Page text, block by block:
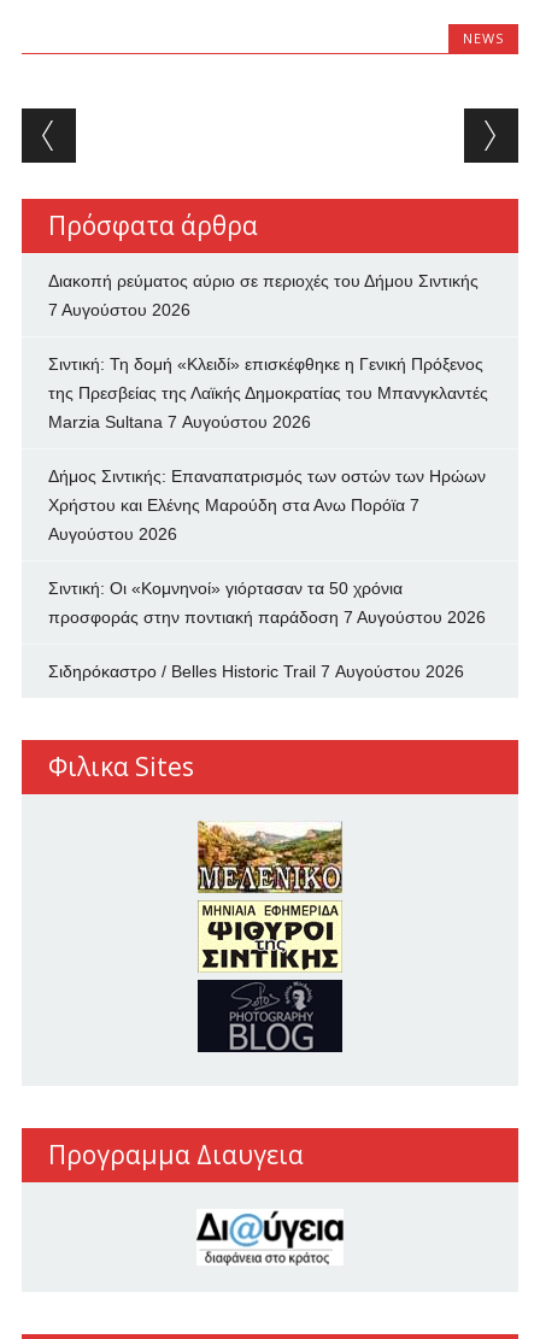
NEWS
Post navigation
Πρόσφατα άρθρα
Διακοπή ρεύματος αύριο σε περιοχές του Δήμου Σιντικής
7 Αυγούστου 2026
Σιντική: Τη δομή «Κλειδί» επισκέφθηκε η Γενική Πρόξενος
της Πρεσβείας της Λαϊκής Δημοκρατίας του Μπανγκλαντές
Marzia Sultana 7 Αυγούστου 2026
Δήμος Σιντικής: Επαναπατρισμός των oστών των Ηρώων
Χρήστου και Ελένης Μαρούδη στα Ανω Πορόϊα 7
Αυγούστου 2026
Σιντική: Οι «Κομνηνοί» γιόρτασαν τα 50 χρόνια
προσφοράς στην ποντιακή παράδοση 7 Αυγούστου 2026
Σιδηρόκαστρο / Belles Historic Trail 7 Αυγούστου 2026
Φιλικα Sites
Προγραμμα Διαυγεια